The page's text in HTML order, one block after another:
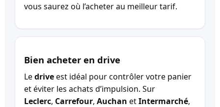
vous saurez où l’acheter au meilleur tarif.
Bien acheter en drive
Ledriveest idéal pour contrôler votre panier
et éviter les achats d’impulsion. Sur
Leclerc, Carrefour, Auchan etIntermarché,